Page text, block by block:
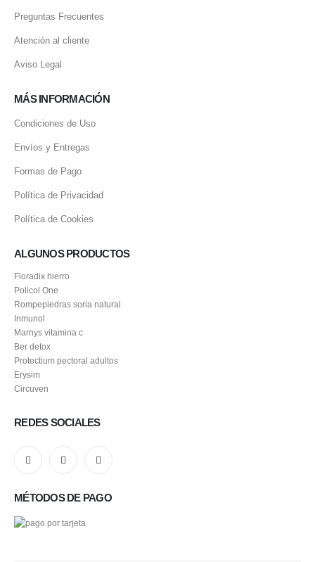
Preguntas Frecuentes
Atención al cliente
Aviso Legal
MÁS INFORMACIÓN
Condiciones de Uso
Envíos y Entregas
Formas de Pago
Política de Privacidad
Política de Cookies
ALGUNOS PRODUCTOS
Floradix hierro
Policol One
Rompepiedras soria natural
Inmunol
Marnys vitamina c
Ber detox
Protectium pectoral adultos
Erysim
Circuven
REDES SOCIALES
MÉTODOS DE PAGO